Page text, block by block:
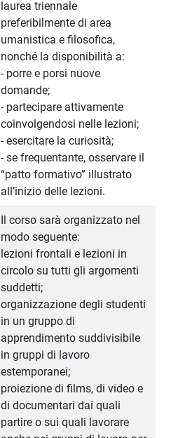
laurea triennale
preferibilmente di area
umanistica e filosofica,
nonché la disponibilità a:
- porre e porsi nuove
domande;
- partecipare attivamente
coinvolgendosi nelle lezioni;
- esercitare la curiosità;
- se frequentante, osservare il
“patto formativo” illustrato
all’inizio delle lezioni.
Il corso sarà organizzato nel
modo seguente:
lezioni frontali e lezioni in
circolo su tutti gli argomenti
suddetti;
organizzazione degli studenti
in un gruppo di
apprendimento suddivisibile
in gruppi di lavoro
estemporanei;
proiezione di films, di video e
di documentari dai quali
partire o sui quali lavorare